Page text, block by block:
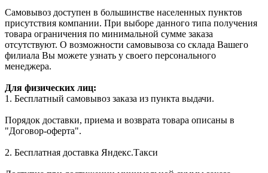
Самовывоз доступен в большинстве населенных пунктов
присутствия компании. При выборе данного типа получения
товара ограничения по минимальной сумме заказа
отсутствуют. О возможности самовывоза со склада Вашего
филиала Вы можете узнать у своего персонального
менеджера.
Для физических лиц:
1. Бесплатный самовывоз заказа из пункта выдачи.
Порядок доставки, приема и возврата товара описаны в
"Договор-оферта".
2. Бесплатная доставка Яндекс.Такси